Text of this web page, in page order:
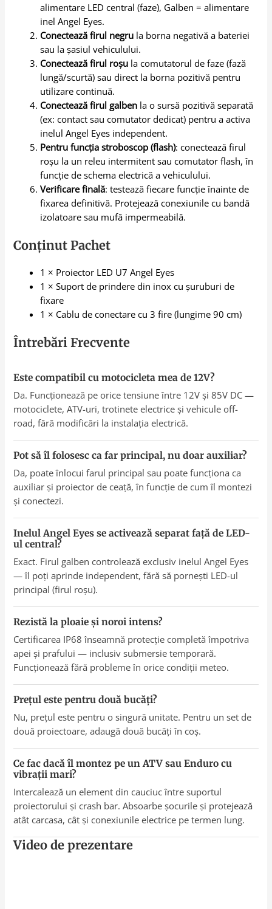
alimentare LED central (faze), Galben = alimentare
inel Angel Eyes.
Conectează firul negru la borna negativă a bateriei
sau la șasiul vehiculului.
Conectează firul roșu la comutatorul de faze (fază
lungă/scurtă) sau direct la borna pozitivă pentru
utilizare continuă.
Conectează firul galben la o sursă pozitivă separată
(ex: contact sau comutator dedicat) pentru a activa
inelul Angel Eyes independent.
Pentru funcția stroboscop (flash): conectează firul
roșu la un releu intermitent sau comutator flash, în
funcție de schema electrică a vehiculului.
Verificare finală: testează fiecare funcție înainte de
fixarea definitivă. Protejează conexiunile cu bandă
izolatoare sau mufă impermeabilă.
Conținut Pachet
1 × Proiector LED U7 Angel Eyes
1 × Suport de prindere din inox cu șuruburi de
fixare
1 × Cablu de conectare cu 3 fire (lungime 90 cm)
Întrebări Frecvente
Este compatibil cu motocicleta mea de 12V?
Da. Funcționează pe orice tensiune între 12V și 85V DC —
motociclete, ATV-uri, trotinete electrice și vehicule off-
road, fără modificări la instalația electrică.
Pot să îl folosesc ca far principal, nu doar auxiliar?
Da, poate înlocui farul principal sau poate funcționa ca
auxiliar și proiector de ceață, în funcție de cum îl montezi
și conectezi.
Inelul Angel Eyes se activează separat față de LED-
ul central?
Exact. Firul galben controlează exclusiv inelul Angel Eyes
— îl poți aprinde independent, fără să pornești LED-ul
principal (firul roșu).
Rezistă la ploaie și noroi intens?
Certificarea IP68 înseamnă protecție completă împotriva
apei și prafului — inclusiv submersie temporară.
Funcționează fără probleme în orice condiții meteo.
Prețul este pentru două bucăți?
Nu, prețul este pentru o singură unitate. Pentru un set de
două proiectoare, adaugă două bucăți în coș.
Ce fac dacă îl montez pe un ATV sau Enduro cu
vibrații mari?
Intercalează un element din cauciuc între suportul
proiectorului și crash bar. Absoarbe șocurile și protejează
atât carcasa, cât și conexiunile electrice pe termen lung.
Video de prezentare